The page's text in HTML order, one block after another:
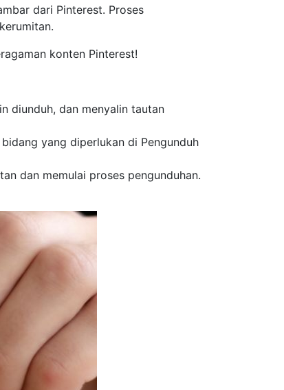
dari Pinterest. Proses
konten Pinterest!
diunduh, dan menyalin tautan
yang diperlukan di Pengunduh
dan memulai proses pengunduhan.